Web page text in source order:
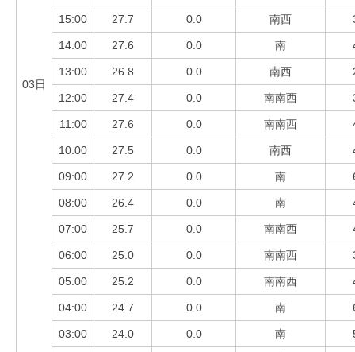
03日
15:00 27.7 0.0 南西
14:00 27.6 0.0 南
13:00 26.8 0.0 南西
12:00 27.4 0.0 南南西
11:00 27.6 0.0 南南西
10:00 27.5 0.0 南西
09:00 27.2 0.0 南
08:00 26.4 0.0 南
07:00 25.7 0.0 南南西
06:00 25.0 0.0 南南西
05:00 25.2 0.0 南南西
04:00 24.7 0.0 南
03:00 24.0 0.0 南